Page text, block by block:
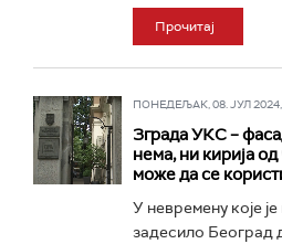
Прочитај
ПОНЕДЕЉАК, 08. ЈУЛ 2024,
Зграда УКС –
нема, ни кирија
може да се
У невремену које
задесило Београд